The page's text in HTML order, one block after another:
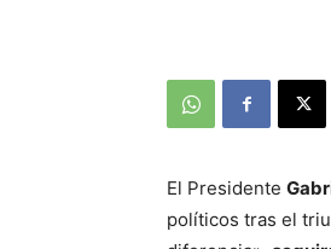
El Presidente
políticos tras el